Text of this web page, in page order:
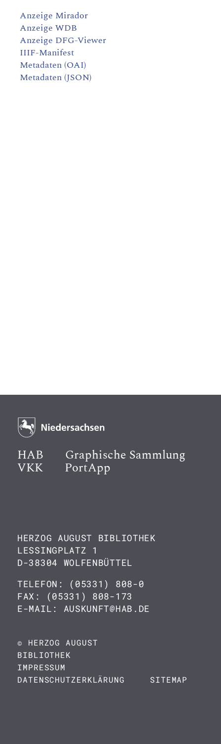
Anzeige Mirador
Anzeige WDB
Anzeige DFG-Viewer
IIIF-Manifest
Metadaten (OAI)
Metadaten (JSON)
HAB Graphische Sammlung
VKK PortApp
HERZOG AUGUST BIBLIOTHEK
LESSINGPLATZ 1
D-38304 WOLFENBÜTTEL
TELEFON: (05331) 808-0
FAX: (05331) 808-173
E-MAIL: AUSKUNFT@HAB.DE
© HERZOG AUGUST
BIBLIOTHEK
IMPRESSUM
DATENSCHUTZERKLÄRUNG
SITEMAP